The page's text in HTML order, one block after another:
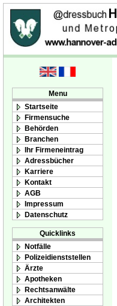
Menu
Startseite
Firmensuche
Behörden
Branchen
Ihr Firmeneintrag
Adressbücher
Karriere
Kontakt
AGB
Impressum
Datenschutz
Quicklinks
Notfälle
Polizeidienststellen
Ärzte
Apotheken
Rechtsanwälte
Architekten